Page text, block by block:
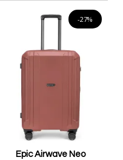
-27%
Epic Airwave Neo